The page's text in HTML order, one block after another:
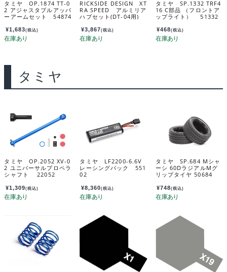
タミヤ OP.1874 TT-0
2 アジャスタブルアッパ
ーアームセット 54874
¥1,683(税込)
RICKSIDE DESIGN XT
RA SPEED アルミリア
ハブセット(DT-04用)
¥3,867(税込)
タミヤ SP.1332 TRF4
16 C部品 （フロントア
ップライト） 51332
¥468(税込)
タミヤ
タミヤ OP.2052 XV-0
2 ユニバーサルプロペラ
シャフト 22052
¥1,309(税込)
タミヤ LF2200-6.6V
レーシングパック 551
02
¥8,360(税込)
タミヤ SP.684 Mシャ
ーシ 60DラジアルMグ
リップタイヤ 50684
¥748(税込)